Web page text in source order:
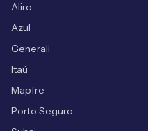
Aliro
Azul
Generali
Itaú
Mapfre
Porto Seguro